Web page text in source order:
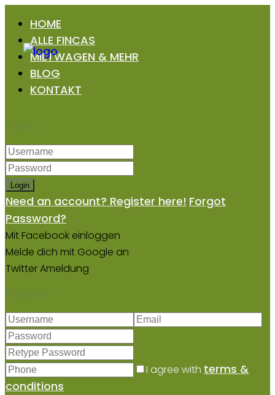
HOME
ALLE FINCAS
MIETWAGEN & MEHR
BLOG
KONTAKT
Login
Login
Need an account? Register here! Forgot
Password?
Mit Facebook einloggen
Melde dich mit Google an
Twitter Ameldung
Register
I agree with terms &
conditions